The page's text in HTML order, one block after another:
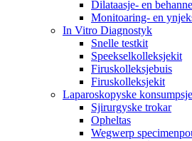
Dilataasje- en
Monitoaring- en
In Vitro Diagnostyk
Snelle testkit
Speekselkolleksjekit
Firuskolleksjebuis
Firuskolleksjekit
Laparoskopyske
Sjirurgyske trokar
Opheltas
Wegwerp